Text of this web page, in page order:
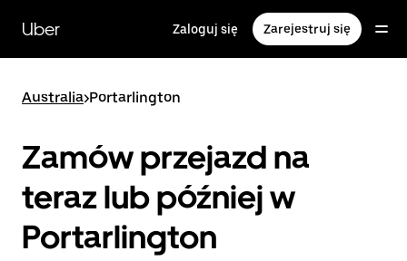
głównej
zawartości
Uber Zaloguj się Zarejestruj się
Australia>Portarlington
Zamów przejazd na
teraz lub później w
Portarlington